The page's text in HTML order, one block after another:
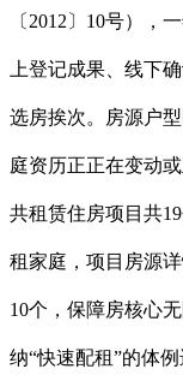
〔2012〕10号），
上登记成果、线下
选房挨次。房源户
庭资历正正在变动
共租赁住房项目共
租家庭，项目房源
10个，保障房核心
纳“快速配租”的体